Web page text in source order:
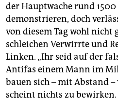
der Hauptwache rund 1500
demonstrieren, doch
von diesem Tag wohl nicht
schleichen Verwirrte und
Linken. „Ihr seid auf der
Antifas einem Mann im
bauen sich – mit Abstand –
scheint nichts zu